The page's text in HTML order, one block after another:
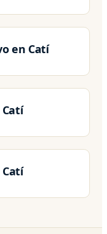
en Catí